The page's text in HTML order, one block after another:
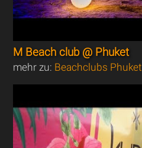
M Beach club @ Phuket
mehr zu: Beachclubs Phuket